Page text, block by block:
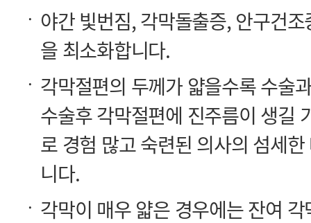
을 최소화합니다.
니다.